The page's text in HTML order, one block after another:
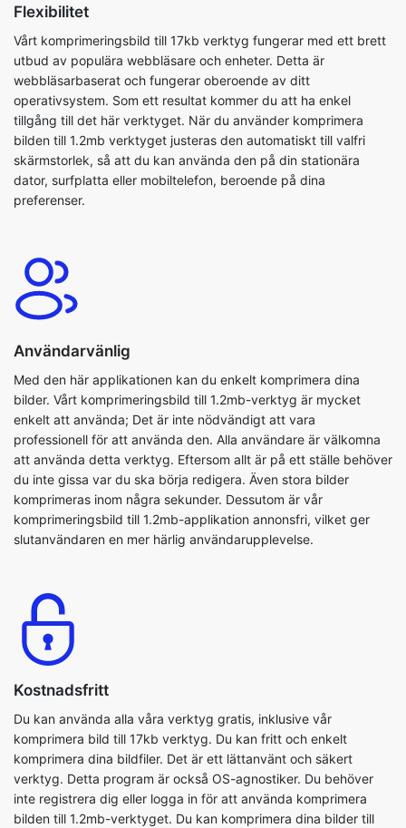
webbläsarbaserat och fungerar oberoende av ditt
tillgång till det här verktyget. När du använder komprimera
bilden till 1.2mb verktyget justeras den automatiskt till valfri
skärmstorlek, så att du kan använda den på din stationära
dator, surfplatta eller mobiltelefon, beroende på dina
preferenser.
Användarvänlig
Med den här applikationen kan du enkelt komprimera dina
bilder. Vårt komprimeringsbild till 1.2mb-verktyg är mycket
enkelt att använda; Det är inte nödvändigt att vara
professionell för att använda den. Alla användare är välkomna
att använda detta verktyg. Eftersom allt är på ett ställe behöver
du inte gissa var du ska börja redigera. Även stora bilder
komprimeras inom några sekunder. Dessutom är vår
komprimeringsbild till 1.2mb-applikation annonsfri, vilket ger
slutanvändaren en mer härlig användarupplevelse.
Kostnadsfritt
Du kan använda alla våra verktyg gratis, inklusive vår
komprimera bild till 17kb verktyg. Du kan fritt och enkelt
komprimera dina bildfiler. Det är ett lättanvänt och säkert
inte registrera dig eller logga in för att använda komprimera
bilden till 1.2mb-verktyget. Du kan komprimera dina bilder till
17kb så många gånger du vill.